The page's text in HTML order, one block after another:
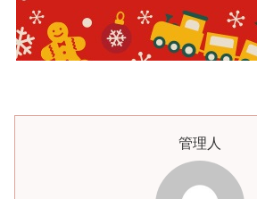
管理人